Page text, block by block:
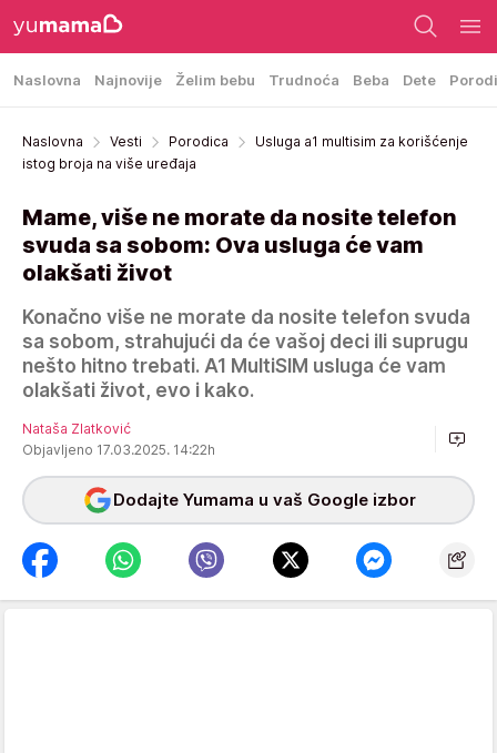
Naslovna Najnovije Želim bebu Trudnoća Beba Dete
Naslovna Vesti Porodica
Usluga a1 multisim za korišćenje
istog broja na više uređaja
Mame, više ne morate da nosite telefon
svuda sa sobom: Ova usluga će vam
olakšati život
Konačno više ne morate da nosite telefon svuda
sa sobom, strahujući da će vašoj deci ili suprugu
nešto hitno trebati. A1 MultiSIM usluga će vam
olakšati život, evo i kako.
Nataša Zlatković
Objavljeno 17.03.2025. 14:22h
Dodajte Yumama u vaš Google izbor